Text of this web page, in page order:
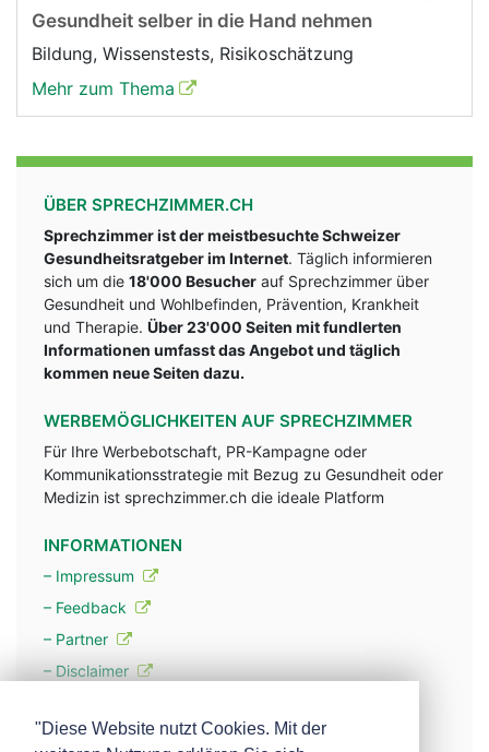
Gesundheit selber in die Hand nehmen
Bildung, Wissenstests, Risikoschätzung
Mehr zum Thema
ÜBER SPRECHZIMMER.CH
Sprechzimmer ist der meistbesuchte Schweizer
Gesundheitsratgeber im Internet. Täglich informieren
sich um die 18'000 Besucher auf Sprechzimmer über
Gesundheit und Wohlbefinden, Prävention, Krankheit
und Therapie. Über 23'000 Seiten mit fundlerten
Informationen umfasst das Angebot und täglich
kommen neue Seiten dazu.
WERBEMÖGLICHKEITEN AUF SPRECHZIMMER
Für Ihre Werbebotschaft, PR-Kampagne oder
Kommunikationsstrategie mit Bezug zu Gesundheit oder
Medizin ist sprechzimmer.ch die ideale Platform
INFORMATIONEN
– Impressum
– Feedback
– Partner
– Disclaimer
"Diese Website nutzt Cookies. Mit der